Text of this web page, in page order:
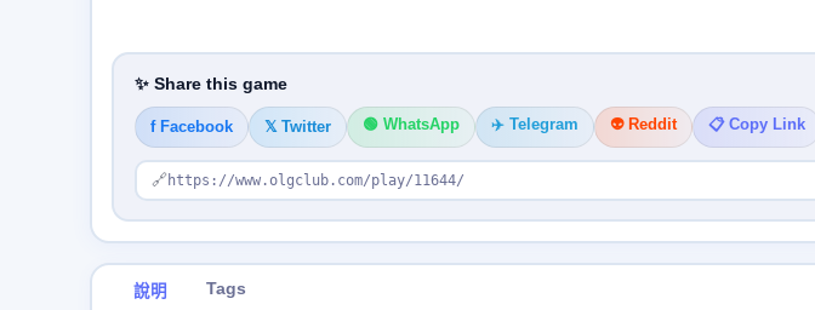
✨ Share this game
f Facebook 𝕏 Twitter 🟢 WhatsApp ✈️ Telegram 👽 Reddit 📋 Copy Link
🔗 https://www.olgclub.com/play/11644/
說明 Tags